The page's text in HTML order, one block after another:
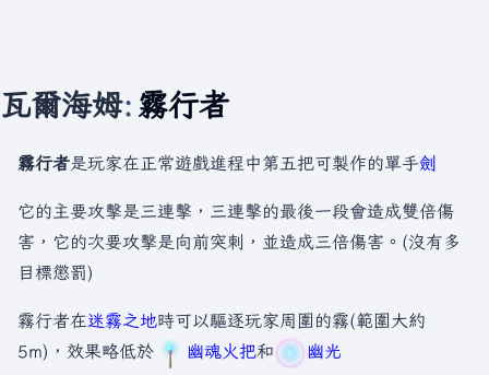
瓦爾海姆: 霧行者
霧行者是玩家在正常遊戲進程中第五把可製作的單手劍
它的主要攻擊是三連擊，三連擊的最後一段會造成雙倍傷
害，它的次要攻擊是向前突刺，並造成三倍傷害。(沒有多
目標懲罰)
霧行者在迷霧之地時可以驅逐玩家周圍的霧(範圍大約
5m)，效果略低於
幽魂火把和 幽光